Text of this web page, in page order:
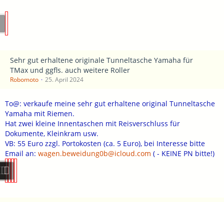
Sehr gut erhaltene originale Tunneltasche Yamaha für
TMax und ggfls. auch weitere Roller
Robomoto 25. April 2024
To@: verkaufe meine sehr gut erhaltene original Tunneltasche
Yamaha mit Riemen.
Hat zwei kleine Innentaschen mit Reisverschluss für
Dokumente, Kleinkram usw.
VB: 55 Euro zzgl. Portokosten (ca. 5 Euro), bei Interesse bitte
Email an: wagen.beweidung0b@icloud.com ( - KEINE PN bitte!)